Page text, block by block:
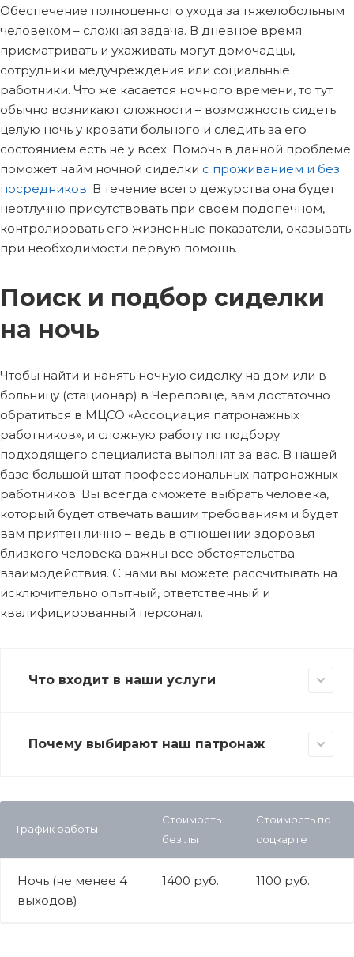
Обеспечение полноценного ухода за тяжелобольным
человеком – сложная задача. В дневное время
присматривать и ухаживать могут домочадцы,
сотрудники медучреждения или социальные
работники. Что же касается ночного времени, то тут
обычно возникают сложности – возможность сидеть
целую ночь у кровати больного и следить за его
состоянием есть не у всех. Помочь в данной проблеме
поможет найм ночной сиделки с проживанием и без
посредников. В течение всего дежурства она будет
неотлучно присутствовать при своем подопечном,
контролировать его жизненные показатели, оказывать
при необходимости первую помощь.
Поиск и подбор сиделки
на ночь
Чтобы найти и нанять ночную сиделку на дом или в
больницу (стационар) в Череповце, вам достаточно
обратиться в МЦСО «Ассоциация патронажных
работников», и сложную работу по подбору
подходящего специалиста выполнят за вас. В нашей
базе большой штат профессиональных патронажных
работников. Вы всегда сможете выбрать человека,
который будет отвечать вашим требованиям и будет
вам приятен лично – ведь в отношении здоровья
близкого человека важны все обстоятельства
взаимодействия. С нами вы можете рассчитывать на
исключительно опытный, ответственный и
квалифицированный персонал.
Что входит в наши услуги
Почему выбирают наш патронаж
График работы
Стоимость
без льг
Стоимость по
соцкарте
Ночь (не менее 4
выходов)
1400 руб. 1100 руб.